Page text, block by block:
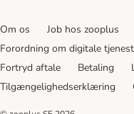
Om os Job hos zooplus
Forordning om digitale
Fortryd aftale
Betaling
Tilgængelighedserklæring